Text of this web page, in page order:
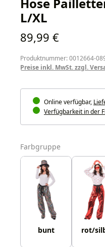
L/XL
Regulärer Preis:
89,99 €
Produktnummer: 0012664-
Preise inkl. MwSt. zzgl.
Online verfügbar,
Verfügbarkeit in der
Farbgruppe
bunt rot/